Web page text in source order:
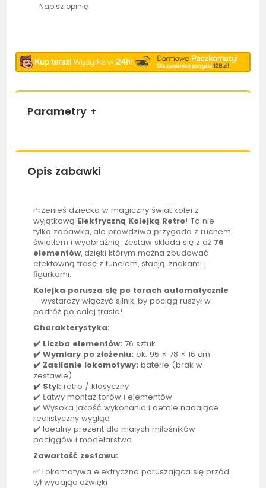
Napisz opinię
Parametry +
Opis zabawki
Przenieś dziecko w magiczny świat kolei z
wyjątkową Elektryczną Kolejką Retro! To nie
tylko zabawka, ale prawdziwa przygoda z ruchem,
światłem i wyobraźnią. Zestaw składa się z aż 76
elementów, dzięki którym można zbudować
efektowną trasę z tunelem, stacją, znakami i
figurkami.
Kolejka porusza się po torach automatycznie
– wystarczy włączyć silnik, by pociąg ruszył w
podróż po całej trasie!
Charakterystyka:
✔️ Liczba elementów: 76 sztuk
✔️ Wymiary po złożeniu: ok. 95 × 78 × 16 cm
✔️ Zasilanie lokomotywy: baterie (brak w
zestawie)
✔️ Styl: retro / klasyczny
✔️ Łatwy montaż torów i elementów
✔️ Wysoka jakość wykonania i detale nadające
realistyczny wygląd
✔️ Idealny prezent dla małych miłośników
pociągów i modelarstwa
Zawartość zestawu:
✅ Lokomotywa elektryczna poruszająca się przód
tył wydając dźwięki